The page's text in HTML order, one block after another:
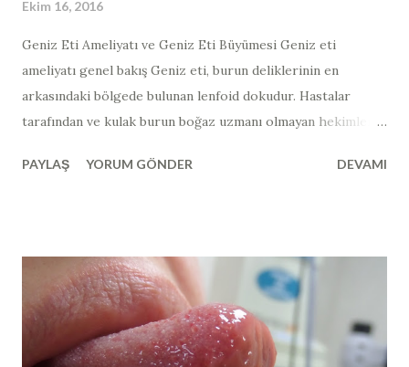
Ekim 16, 2016
Geniz Eti Ameliyatı ve Geniz Eti Büyümesi Geniz eti
ameliyatı genel bakış Geniz eti, burun deliklerinin en
arkasındaki bölgede bulunan lenfoid dokudur. Hastalar
tarafından ve kulak burun boğaz uzmanı olmayan hekimler
Endoskopik burun içi muayenesi esnasında görülebilir. Yan
ameliyatlarının tamamında ilave olarak geniz eti ameliyatı da
yapılmaktadır. Bunun yanında, geniz eti ameliyatı
(adenoidektomi) tek başına ya da kulak tüpü takılması
ameliyatları ile birlikte de yapılabilmektedir. Geniz eti
PAYLAŞ YORUM GÖNDER DEVAMI